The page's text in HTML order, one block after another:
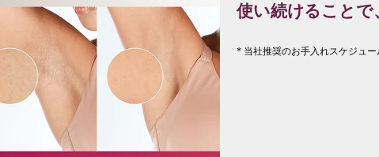
使い続けること
* 当社推奨のお手入れスケジュ